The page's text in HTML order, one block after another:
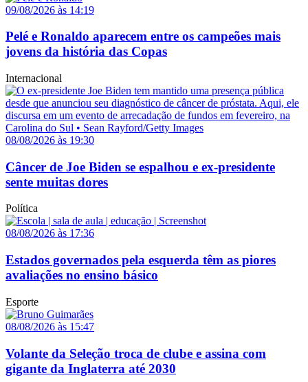
09/08/2026 às 14:19
Pelé e Ronaldo aparecem entre os campeões mais
jovens da história das Copas
Internacional
08/08/2026 às 19:30
Câncer de Joe Biden se espalhou e ex-presidente
sente muitas dores
Política
08/08/2026 às 17:36
Estados governados pela esquerda têm as piores
avaliações no ensino básico
Esporte
08/08/2026 às 15:47
Volante da Seleção troca de clube e assina com
gigante da Inglaterra até 2030